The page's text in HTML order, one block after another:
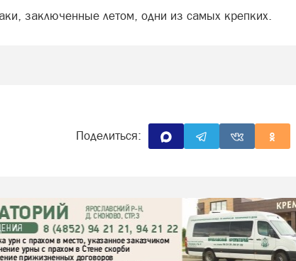
заключенные летом, одни из самых крепких.
Поделиться: